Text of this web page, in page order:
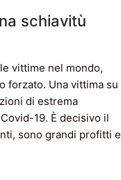
schiavitù
vittime nel mondo,
forzato. Una vittima su
di estrema
19. È decisivo il
sono grandi profitti e